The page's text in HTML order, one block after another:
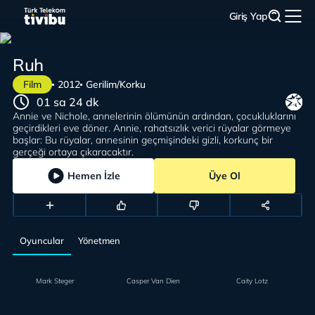
Giriş Yap
Film 2012 Gerilim/Korku
Ruh
Annie ve Nichole, annelerinin ölümünün ardından, çocukluklarını
geçirdikleri eve döner. Annie, rahatsızlık verici rüyalar görmeye
başlar: Bu rüyalar, annesinin geçmişindeki gizli, korkunç bir
gerçeği ortaya çıkaracaktır.
01 sa 24 dk
Hemen İzle Üye Ol
Oyuncular Yönetmen
Mark Steger Casper Van Dien Caity Lotz